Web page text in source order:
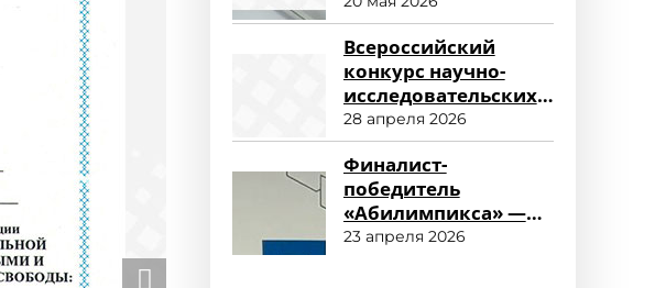
Всероссийский
конкурс научно-
исследовательских
работ «Научный
потенциал СПО»
28 апреля 2026
Финалист-
победитель
«Абилимпикса» —
студент ФСПО
23 апреля 2026